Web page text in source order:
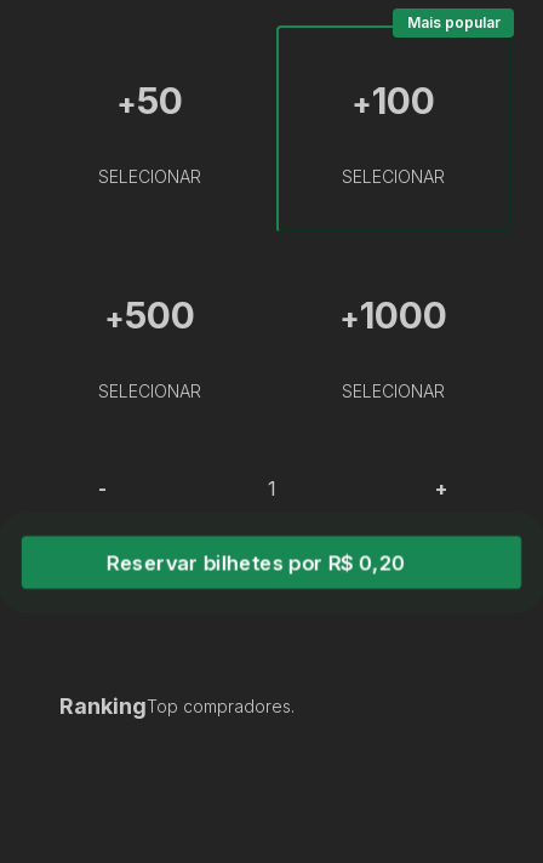
+50
SELECIONAR
+100
SELECIONAR
Mais popular
+500
SELECIONAR
+1000
SELECIONAR
- +
Reservar bilhetes por R$ 0,20
RankingTop compradores.